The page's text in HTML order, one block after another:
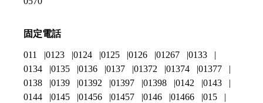
固定電話
011 0123 0124 0125 0126 01267
0133
0134
0135 0136 0137 01372 01374
01377
0138
0139 01392 01397 01398 0142
0143
0144
0145 01456 01457 0146 01466
015